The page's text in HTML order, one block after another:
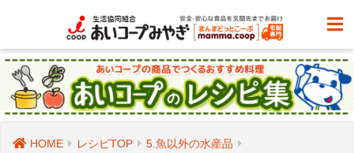
HOME レシピTOP 5.魚以外の水産品